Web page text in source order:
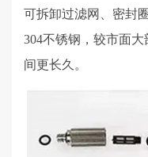
可拆卸过滤网、密封
304不锈钢，较市面
间更长久。